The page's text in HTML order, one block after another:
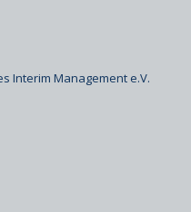
Interim Management e.V.